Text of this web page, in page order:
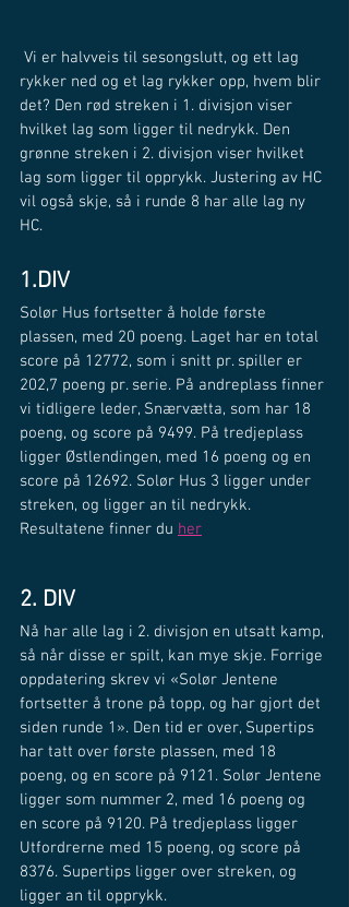
rykker ned og et lag rykker opp, hvem blir
det? Den rød streken i 1. divisjon viser
hvilket lag som ligger til nedrykk. Den
grønne streken i 2. divisjon viser hvilket
lag som ligger til opprykk. Justering av HC
vil også skje, så i runde 8 har alle lag ny
HC.
1.DIV
Solør Hus fortsetter å holde første
plassen, med 20 poeng. Laget har en total
score på 12772, som i snitt pr. spiller er
202,7 poeng pr. serie. På andreplass finner
vi tidligere leder, Snærvætta, som har 18
poeng, og score på 9499. På tredjeplass
ligger Østlendingen, med 16 poeng og en
score på 12692. Solør Hus 3 ligger under
streken, og ligger an til nedrykk.
Resultatene finner du her
2. DIV
Nå har alle lag i 2. divisjon en utsatt kamp,
så når disse er spilt, kan mye skje. Forrige
oppdatering skrev vi «Solør Jentene
fortsetter å trone på topp, og har gjort det
siden runde 1». Den tid er over, Supertips
har tatt over første plassen, med 18
poeng, og en score på 9121. Solør Jentene
ligger som nummer 2, med 16 poeng og
en score på 9120. På tredjeplass ligger
Utfordrerne med 15 poeng, og score på
8376. Supertips ligger over streken, og
ligger an til opprykk.